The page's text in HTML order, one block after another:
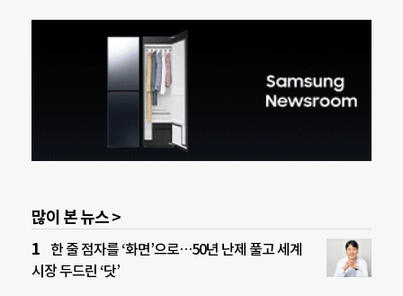
많이 본 뉴스 >
한 줄 점자를 ‘화면’으로…50년 난제 풀고 세계
시장 두드린 ‘닷’